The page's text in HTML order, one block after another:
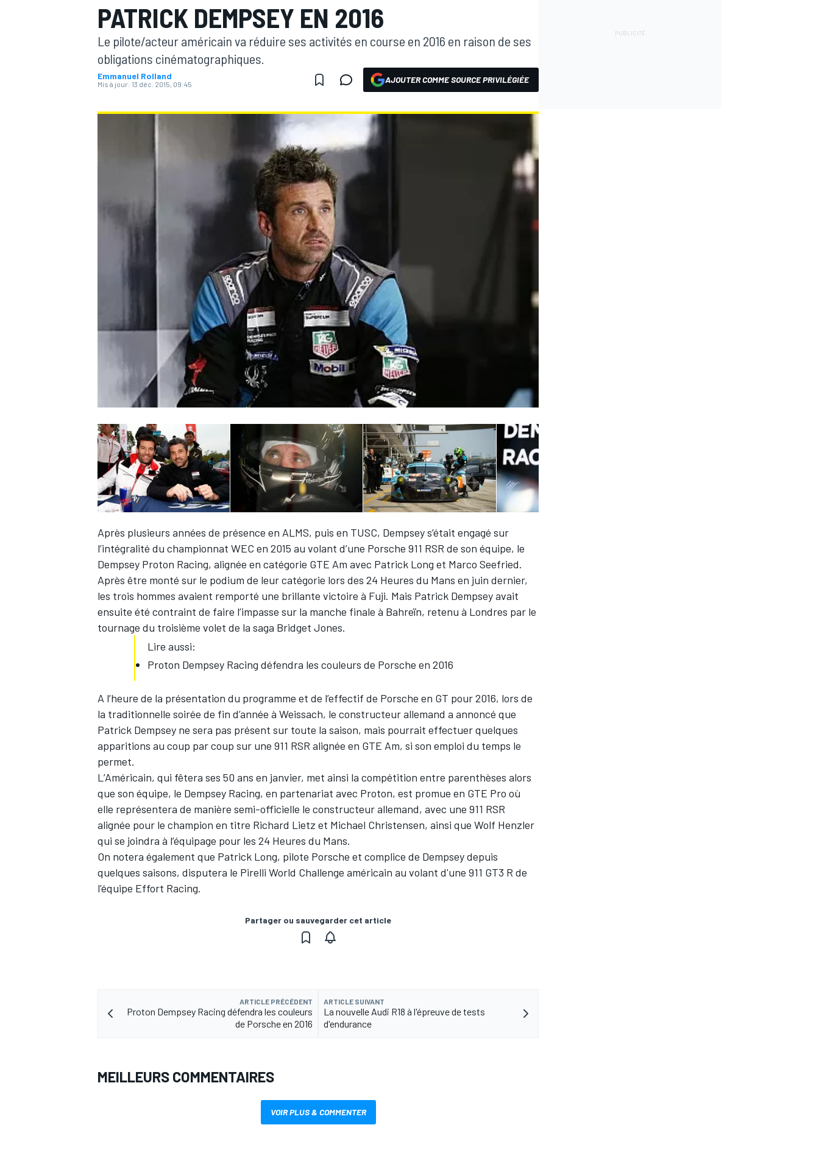
WEC
PATRICK DEMPSEY EN 2016
Le pilote/acteur américain va réduire ses activités en course en 2016 en raison de ses
obligations cinématographiques.
Emmanuel Rolland
Mis à jour: 13 déc. 2015, 09:45 AJOUTER COMME SOURCE PRIVILÉGIÉE
Après plusieurs années de présence en ALMS, puis en TUSC, Dempsey s’était engagé sur
l’intégralité du championnat WEC en 2015 au volant d’une Porsche 911 RSR de son équipe, le
Dempsey Proton Racing, alignée en catégorie GTE Am avec Patrick Long et Marco Seefried.
Après être monté sur le podium de leur catégorie lors des 24 Heures du Mans en juin dernier,
les trois hommes avaient remporté une brillante victoire à Fuji. Mais Patrick Dempsey avait
ensuite été contraint de faire l’impasse sur la manche finale à Bahreïn, retenu à Londres par le
tournage du troisième volet de la saga Bridget Jones.
Lire aussi:
Proton Dempsey Racing défendra les couleurs de Porsche en 2016
A l’heure de la présentation du programme et de l’effectif de Porsche en GT pour 2016, lors de
la traditionnelle soirée de fin d’année à Weissach, le constructeur allemand a annoncé que
Patrick Dempsey ne sera pas présent sur toute la saison, mais pourrait effectuer quelques
apparitions au coup par coup sur une 911 RSR alignée en GTE Am, si son emploi du temps le
permet.
L’Américain, qui fêtera ses 50 ans en janvier, met ainsi la compétition entre parenthèses alors
que son équipe, le Dempsey Racing, en partenariat avec Proton, est promue en GTE Pro où
elle représentera de manière semi-officielle le constructeur allemand, avec une 911 RSR
alignée pour le champion en titre Richard Lietz et Michael Christensen, ainsi que Wolf Henzler
qui se joindra à l’équipage pour les 24 Heures du Mans.
On notera également que Patrick Long, pilote Porsche et complice de Dempsey depuis
quelques saisons, disputera le Pirelli World Challenge américain au volant d'une 911 GT3 R de
l'équipe Effort Racing.
Partager ou sauvegarder cet article
ARTICLE PRÉCÉDENT
Proton Dempsey Racing défendra les couleurs
de Porsche en 2016
ARTICLE SUIVANT
La nouvelle Audi R18 à l'épreuve de tests
d'endurance
MEILLEURS COMMENTAIRES
VOIR PLUS & COMMENTER